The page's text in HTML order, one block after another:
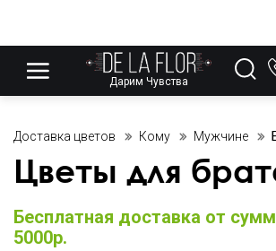
Дарим Чувства
Доставка цветов Кому Мужчине
Цветы для
Бесплатная доставка от
5000р.